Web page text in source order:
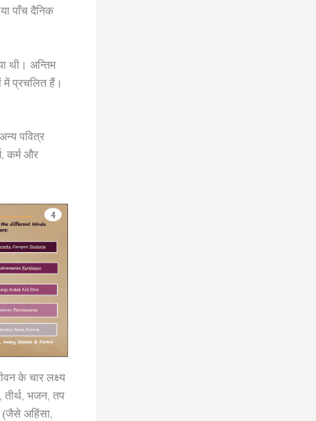
पाँच दैनिक
थी। अन्तिम
में प्रचलित हैं।
पवित्र
कर्म और
के चार लक्ष्य
तीर्थ, भजन, तप
अहिंसा,